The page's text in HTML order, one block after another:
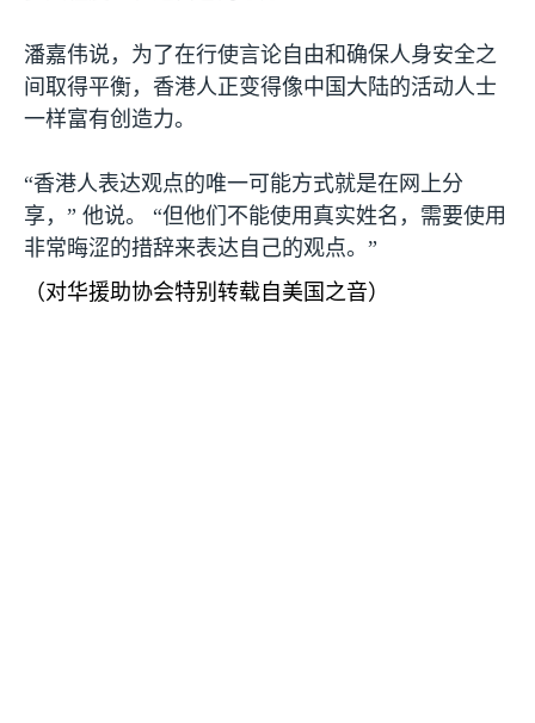
潘嘉伟说，为了在行使言论自由和确保人身安全之
间取得平衡，香港人正变得像中国大陆的活动人士
一样富有创造力。
“香港人表达观点的唯一可能方式就是在网上分
享，” 他说。 “但他们不能使用真实姓名，需要使用
非常晦涩的措辞来表达自己的观点。”
（对华援助协会特别转载自美国之音）